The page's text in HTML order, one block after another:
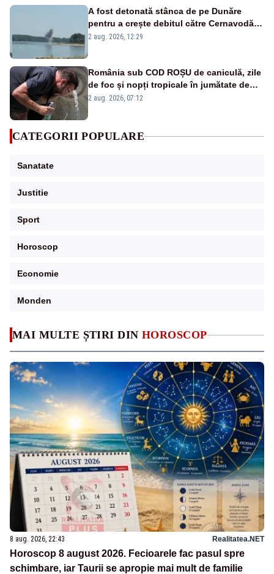
MAI MULTE ȘTIRI DIN HOROSCOP
8 aug. 2026, 22:43 Realitatea.NET
Horoscop 8 august 2026. Fecioarele fac pasul spre
schimbare, iar Taurii se apropie mai mult de familie
A fost detonată stânca de pe Dunăre
pentru a crește debitul către Cernavodă –
VIDEO
2 aug. 2026, 12:29
România sub COD ROȘU de caniculă, zile
de foc și nopți tropicale în jumătate de
țară
2 aug. 2026, 07:12
CATEGORII POPULARE
Sanatate
Justitie
Sport
Horoscop
Economie
Monden